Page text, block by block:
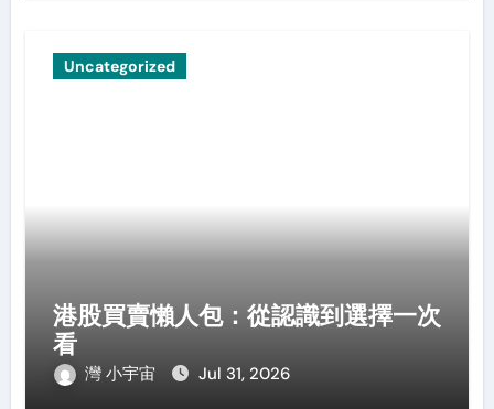
Uncategorized
港股買賣懶人包：從認識到選擇一次
看
灣 小宇宙 Jul 31, 2026